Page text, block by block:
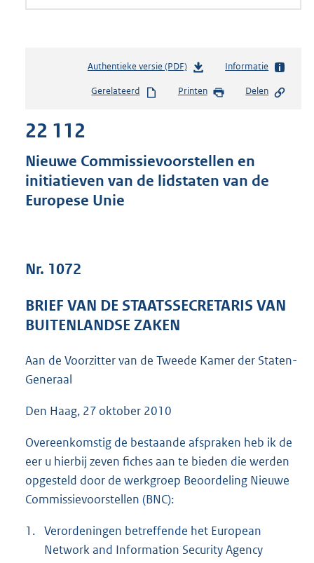
Authentieke versie (PDF)b
s
s
g
5
Informatie
Gerelateerd Printen Delen
22 112
Nieuwe Commissievoorstellen en
initiatieven van de lidstaten van de
Europese Unie
Nr. 1072
BRIEF VAN DE STAATSSECRETARIS VAN
BUITENLANDSE ZAKEN
Aan de Voorzitter van de Tweede Kamer der Staten-
Generaal
Den Haag, 27 oktober 2010
Overeenkomstig de bestaande afspraken heb ik de
eer u hierbij zeven fiches aan te bieden die werden
opgesteld door de werkgroep Beoordeling Nieuwe
Commissievoorstellen (BNC):
1. Verordeningen betreffende het European
Network and Information Security Agency